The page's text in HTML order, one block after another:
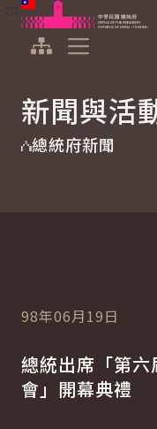
跳到主要內容
中華民國總統府
新聞與活
總統府新聞
98年06月19日
總統出席「第
會」開幕典禮